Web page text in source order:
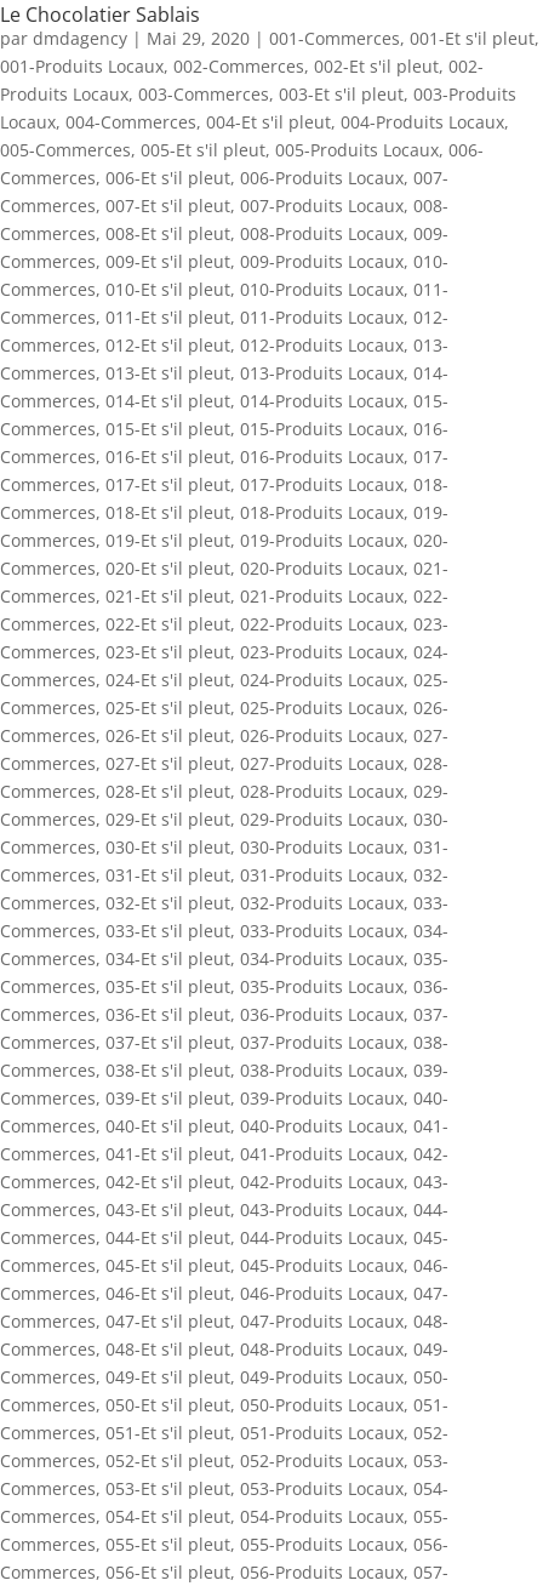
Le Chocolatier Sablais
par dmdagency | Mai 29, 2020 | 001-Commerces, 001-Et s'il pleut,
001-Produits Locaux, 002-Commerces, 002-Et s'il pleut, 002-
Produits Locaux, 003-Commerces, 003-Et s'il pleut, 003-Produits
Locaux, 004-Commerces, 004-Et s'il pleut, 004-Produits Locaux,
005-Commerces, 005-Et s'il pleut, 005-Produits Locaux, 006-
Commerces, 006-Et s'il pleut, 006-Produits Locaux, 007-
Commerces, 007-Et s'il pleut, 007-Produits Locaux, 008-
Commerces, 008-Et s'il pleut, 008-Produits Locaux, 009-
Commerces, 009-Et s'il pleut, 009-Produits Locaux, 010-
Commerces, 010-Et s'il pleut, 010-Produits Locaux, 011-
Commerces, 011-Et s'il pleut, 011-Produits Locaux, 012-
Commerces, 012-Et s'il pleut, 012-Produits Locaux, 013-
Commerces, 013-Et s'il pleut, 013-Produits Locaux, 014-
Commerces, 014-Et s'il pleut, 014-Produits Locaux, 015-
Commerces, 015-Et s'il pleut, 015-Produits Locaux, 016-
Commerces, 016-Et s'il pleut, 016-Produits Locaux, 017-
Commerces, 017-Et s'il pleut, 017-Produits Locaux, 018-
Commerces, 018-Et s'il pleut, 018-Produits Locaux, 019-
Commerces, 019-Et s'il pleut, 019-Produits Locaux, 020-
Commerces, 020-Et s'il pleut, 020-Produits Locaux, 021-
Commerces, 021-Et s'il pleut, 021-Produits Locaux, 022-
Commerces, 022-Et s'il pleut, 022-Produits Locaux, 023-
Commerces, 023-Et s'il pleut, 023-Produits Locaux, 024-
Commerces, 024-Et s'il pleut, 024-Produits Locaux, 025-
Commerces, 025-Et s'il pleut, 025-Produits Locaux, 026-
Commerces, 026-Et s'il pleut, 026-Produits Locaux, 027-
Commerces, 027-Et s'il pleut, 027-Produits Locaux, 028-
Commerces, 028-Et s'il pleut, 028-Produits Locaux, 029-
Commerces, 029-Et s'il pleut, 029-Produits Locaux, 030-
Commerces, 030-Et s'il pleut, 030-Produits Locaux, 031-
Commerces, 031-Et s'il pleut, 031-Produits Locaux, 032-
Commerces, 032-Et s'il pleut, 032-Produits Locaux, 033-
Commerces, 033-Et s'il pleut, 033-Produits Locaux, 034-
Commerces, 034-Et s'il pleut, 034-Produits Locaux, 035-
Commerces, 035-Et s'il pleut, 035-Produits Locaux, 036-
Commerces, 036-Et s'il pleut, 036-Produits Locaux, 037-
Commerces, 037-Et s'il pleut, 037-Produits Locaux, 038-
Commerces, 038-Et s'il pleut, 038-Produits Locaux, 039-
Commerces, 039-Et s'il pleut, 039-Produits Locaux, 040-
Commerces, 040-Et s'il pleut, 040-Produits Locaux, 041-
Commerces, 041-Et s'il pleut, 041-Produits Locaux, 042-
Commerces, 042-Et s'il pleut, 042-Produits Locaux, 043-
Commerces, 043-Et s'il pleut, 043-Produits Locaux, 044-
Commerces, 044-Et s'il pleut, 044-Produits Locaux, 045-
Commerces, 045-Et s'il pleut, 045-Produits Locaux, 046-
Commerces, 046-Et s'il pleut, 046-Produits Locaux, 047-
Commerces, 047-Et s'il pleut, 047-Produits Locaux, 048-
Commerces, 048-Et s'il pleut, 048-Produits Locaux, 049-
Commerces, 049-Et s'il pleut, 049-Produits Locaux, 050-
Commerces, 050-Et s'il pleut, 050-Produits Locaux, 051-
Commerces, 051-Et s'il pleut, 051-Produits Locaux, 052-
Commerces, 052-Et s'il pleut, 052-Produits Locaux, 053-
Commerces, 053-Et s'il pleut, 053-Produits Locaux, 054-
Commerces, 054-Et s'il pleut, 054-Produits Locaux, 055-
Commerces, 055-Et s'il pleut, 055-Produits Locaux, 056-
Commerces, 056-Et s'il pleut, 056-Produits Locaux, 057-